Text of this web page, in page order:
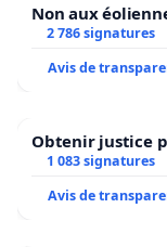
Non aux
2 786 signatures
Avis de
Obtenir justice
1 083 signatures
Avis de